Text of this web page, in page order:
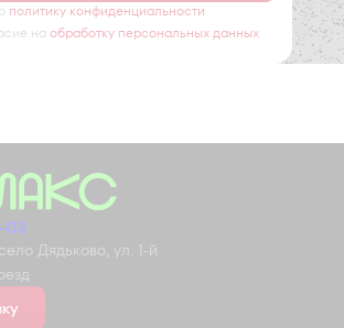
политику конфиденциальности
на обработку персональных данных
03
Дядьково, ул. 1-й